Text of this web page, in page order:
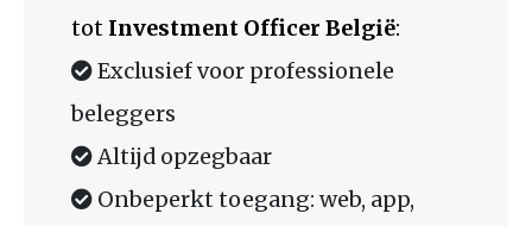
tot Investment Officer België:
Exclusief voor professionele
beleggers
Altijd opzegbaar
Onbeperkt toegang: web, app,